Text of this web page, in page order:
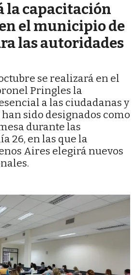
la capacitación
el municipio de
las autoridades
se realizará en el
Pringles la
a las ciudadanas y
sido designados como
durante las
26, en las que la
Aires elegirá nuevos